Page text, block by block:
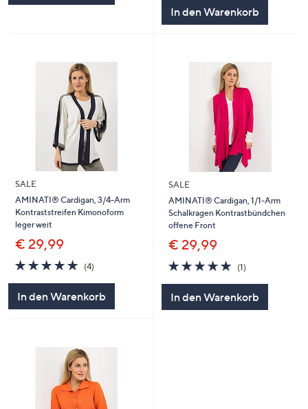
In den Warenkorb
SALE
AMINATI® Cardigan, 3/4-Arm
Kontraststreifen Kimonoform
leger weit
€ 29,99
5.0
von
(4)4
In den Warenkorb
SALE
AMINATI® Cardigan, 1/1-Arm
Schalkragen Kontrastbündchen
offene Front
€ 29,99
5.0
von
(1)1
In den Warenkorb